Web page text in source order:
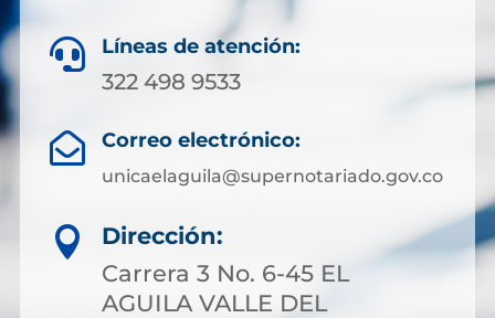
 Líneas de atención:
322 498 9533
 Correo electrónico:
unicaelaguila@supernotariado.gov.co

Dirección:
Carrera 3 No. 6-45 EL
AGUILA VALLE DEL